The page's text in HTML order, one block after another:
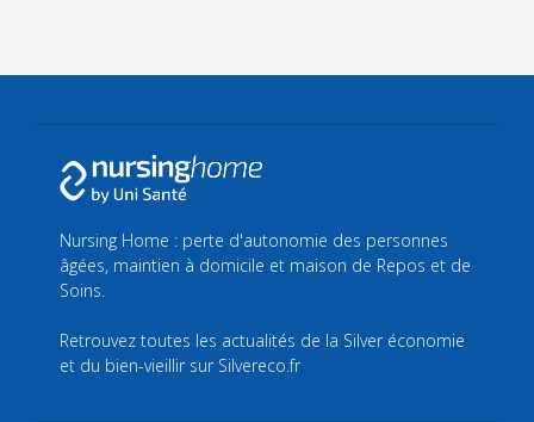
Nursing Home : perte d'autonomie des personnes
âgées, maintien à domicile et maison de Repos et de
Soins.
Retrouvez toutes les actualités de la Silver économie
et du bien-vieillir sur Silvereco.fr